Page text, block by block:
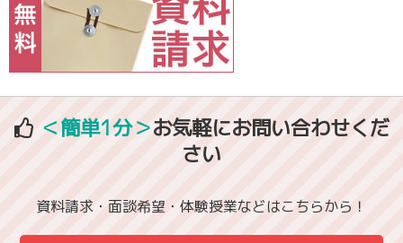
＜簡単1分＞お気軽にお問い合わせくだ
さい
資料請求・面談希望・体験授業などはこちらから！